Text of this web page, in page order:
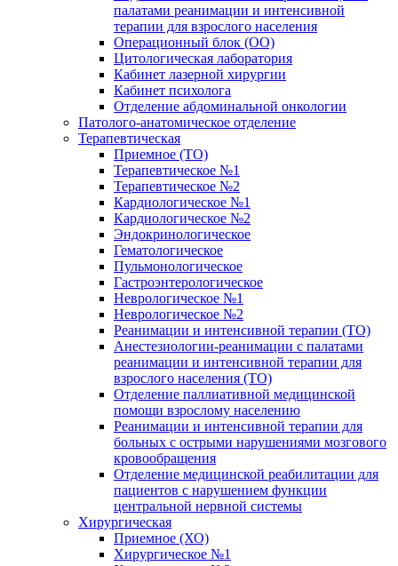
палатами реанимации и интенсивной
терапии для взрослого населения
Операционный блок (ОО)
Цитологическая лаборатория
Кабинет лазерной хирургии
Кабинет психолога
Отделение абдоминальной онкологии
Патолого-анатомическое отделение
Терапевтическая
Приемное (ТО)
Терапевтическое №1
Терапевтическое №2
Кардиологическое №1
Кардиологическое №2
Эндокринологическое
Гематологическое
Пульмонологическое
Гастроэнтерологическое
Неврологическое №1
Неврологическое №2
Реанимации и интенсивной терапии (ТО)
Анестезиологии-реанимации с палатами
реанимации и интенсивной терапии для
взрослого населения (ТО)
Отделение паллиативной медицинской
помощи взрослому населению
Реанимации и интенсивной терапии для
больных с острыми нарушениями мозгового
кровообращения
Отделение медицинской реабилитации для
пациентов с нарушением функции
центральной нервной системы
Хирургическая
Приемное (ХО)
Хирургическое №1